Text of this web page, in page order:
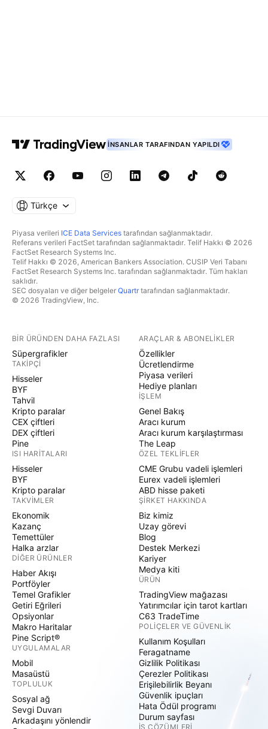
İNSANLAR TARAFINDAN YAPILDI
Türkçe
Piyasa verileri ICE Data Services tarafından sağlanmaktadır.
Referans verileri FactSet tarafından sağlanmaktadır. Telif Hakkı © 2026
FactSet Research Systems Inc.
Telif Hakkı © 2026, American Bankers Association. CUSIP Veri Tabanı
FactSet Research Systems Inc. tarafından sağlanmaktadır. Tüm hakları
saklıdır.
SEC dosyaları ve diğer belgeler Quartrtarafından sağlanmaktadır.
© 2026 TradingView, Inc.
BIR ÜRÜNDEN DAHA FAZLASI
Süpergrafikler
TAKIPÇI
Hisseler
BYF
Tahvil
Kripto paralar
CEX çiftleri
DEX çiftleri
Pine
ISI HARITALARI
Hisseler
BYF
Kripto paralar
TAKVIMLER
Ekonomik
Kazanç
Temettüler
Halka arzlar
DIĞER ÜRÜNLER
Haber Akışı
Portföyler
Temel Grafikler
Getiri Eğrileri
Opsiyonlar
Makro Haritalar
Pine Script®
UYGULAMALAR
Mobil
Masaüstü
TOPLULUK
Sosyal ağ
Sevgi Duvarı
Arkadaşını yönlendir
ARAÇLAR & ABONELIKLER
Özellikler
Ücretlendirme
Piyasa verileri
Hediye planları
İŞLEM
Genel Bakış
Aracı kurum
Aracı kurum karşılaştırması
The Leap
ÖZEL TEKLIFLER
CME Grubu vadeli işlemleri
Eurex vadeli işlemleri
ABD hisse paketi
ŞIRKET HAKKINDA
Biz kimiz
Uzay görevi
Blog
Destek Merkezi
Kariyer
Medya kiti
ÜRÜN
TradingView mağazası
Yatırımcılar için tarot kartları
C63 TradeTime
POLIÇELER VE GÜVENLIK
Kullanım Koşulları
Feragatname
Gizlilik Politikası
Çerezler Politikası
Erişilebilirlik Beyanı
Güvenlik ipuçları
Hata Ödül programı
Durum sayfası
İŞ ÇÖZÜMLERI